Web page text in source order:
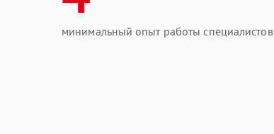
минимальный опыт работы специалистов